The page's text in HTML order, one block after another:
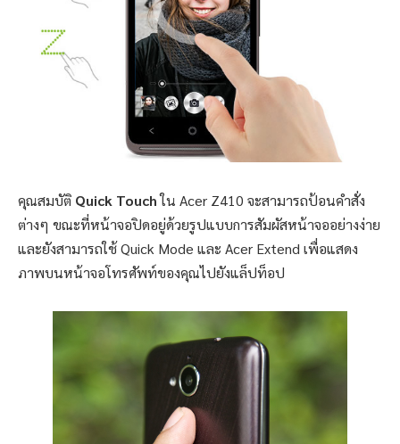
คุณสมบัติ Quick Touchใน Acer Z410 จะสามารถป้อนคำสั่ง
ต่างๆ ขณะที่หน้าจอปิดอยู่ด้วยรูปแบบการสัมผัสหน้าจออย่างง่าย
และยังสามารถใช้ Quick Mode และ Acer Extend เพื่อแสดง
ภาพบนหน้าจอโทรศัพท์ของคุณไปยังแล็ปท็อป